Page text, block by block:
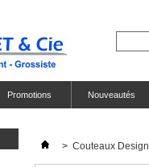
Promotions Nouveautés
> Couteaux Design